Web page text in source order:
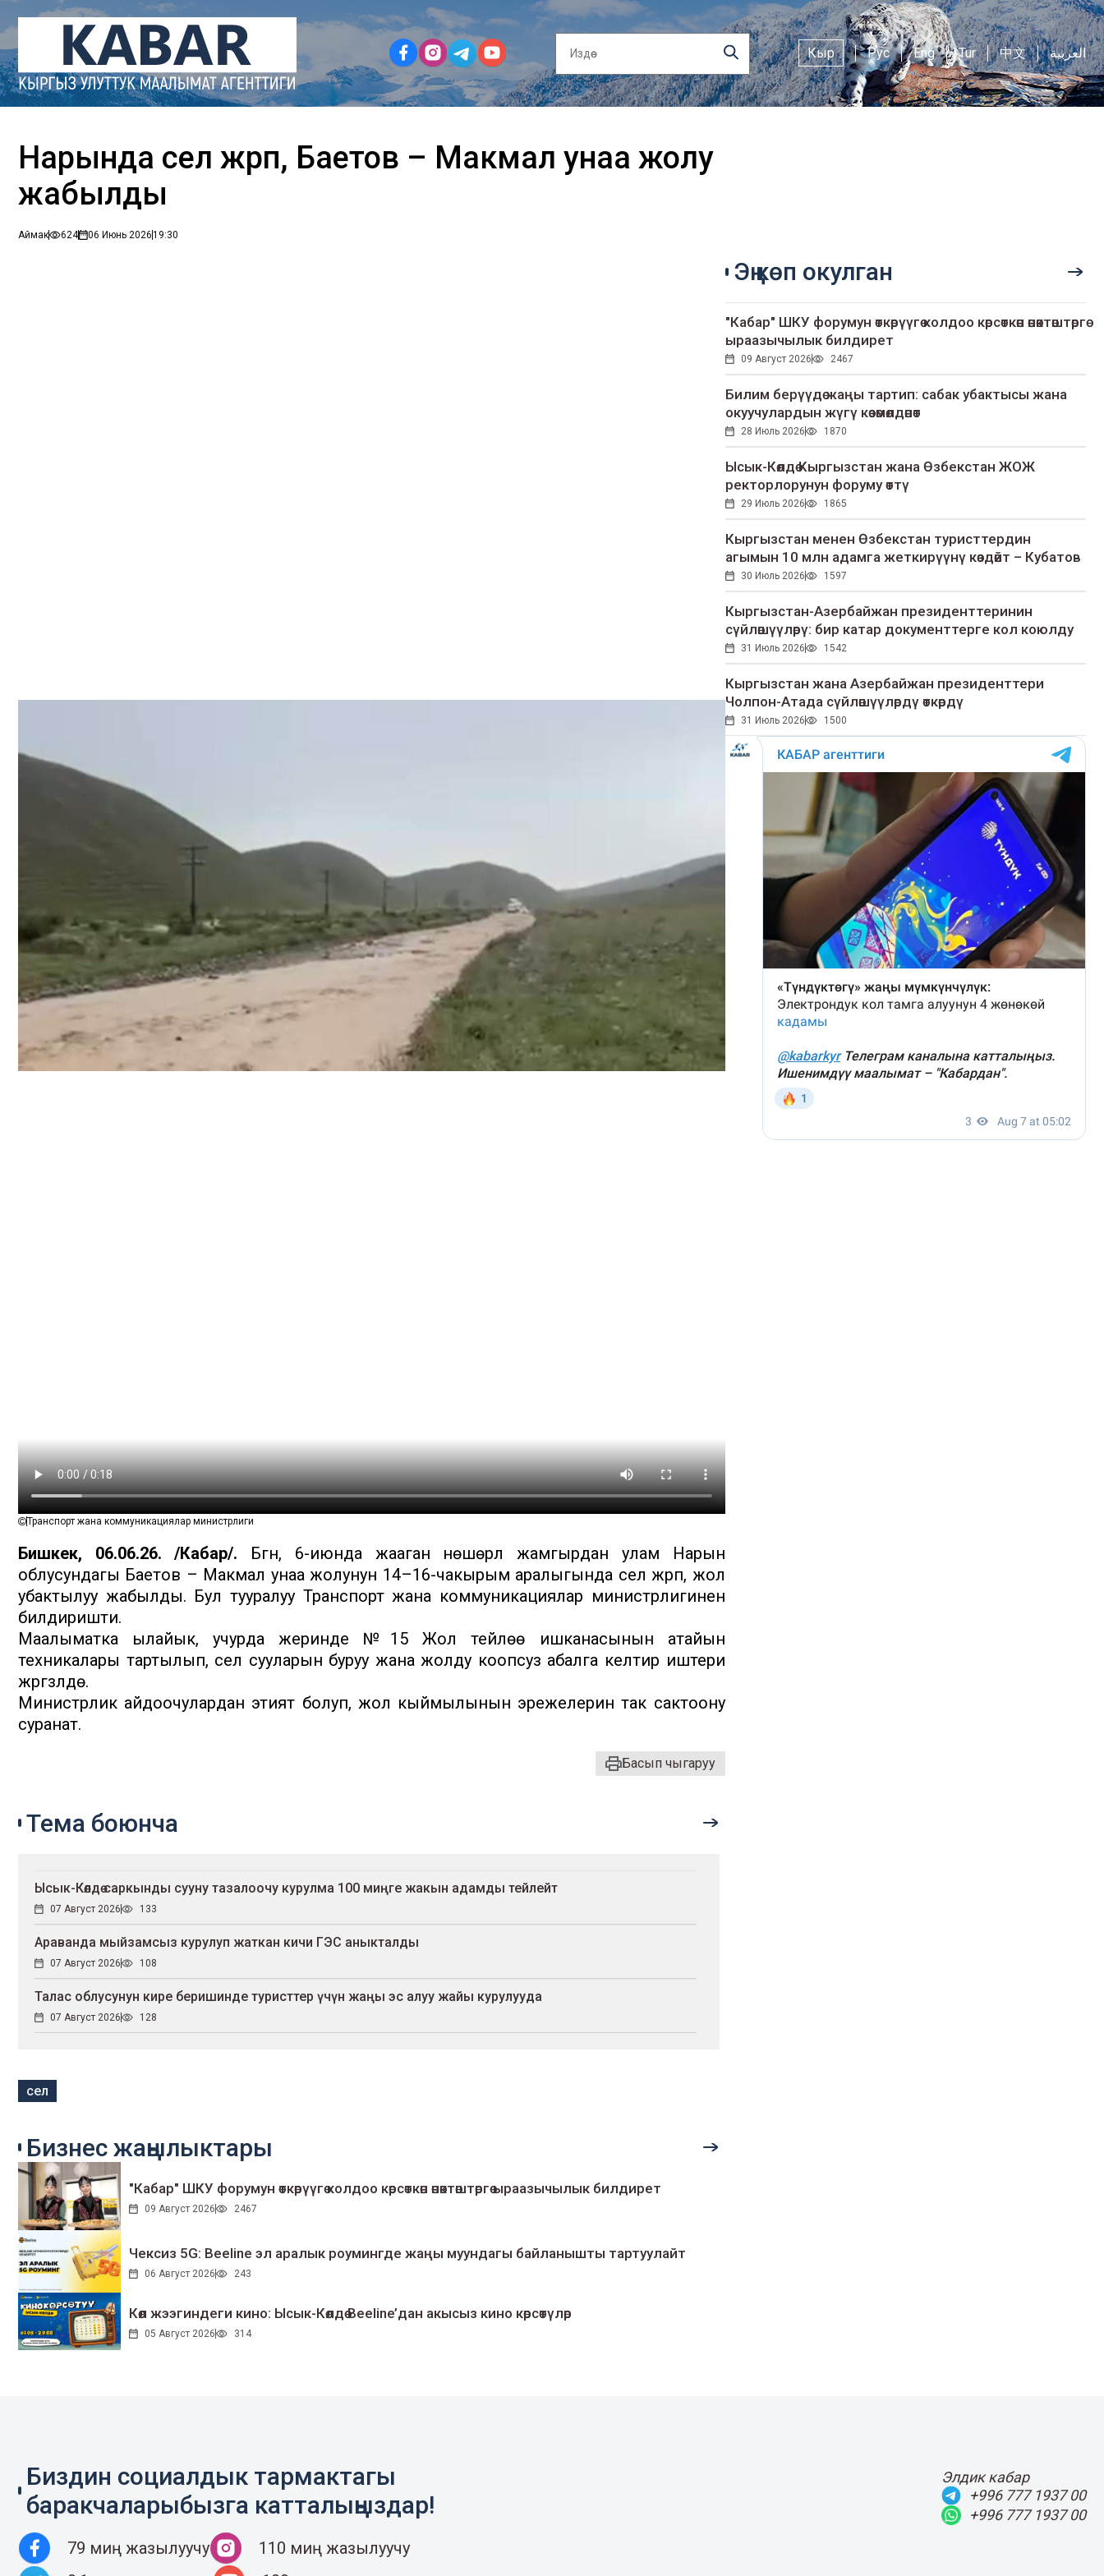
Кыр Рус Eng Tur 中文 العربية
Нарында сел жүрүп, Баетов – Макмал унаа жолу
жабылды
Аймак 624 06 Июнь 202619:30
Транспорт жана коммуникациялар министрлиги
Бишкек, 06.06.26. /Кабар/. Бүгүн, 6-июнда жааган нөшөрлүү жамгырдан улам Нарын
облусундагы Баетов – Макмал унаа жолунун 14–16-чакырым аралыгында сел жүрүп, жол
убактылуу жабылды. Бул тууралуу Транспорт жана коммуникациялар министрлигинен
билдиришти.
Маалыматка ылайык, учурда жеринде №15 Жол тейлөө ишканасынын атайын
техникалары тартылып, сел сууларын буруу жана жолду коопсуз абалга келтирүү иштери
жүргүзүлүүдө.
Министрлик айдоочулардан этият болуп, жол кыймылынын эрежелерин так сактоону
суранат.
Басып чыгаруу
Эң көп окулган
"Кабар" ШКУ форумун өткөрүүгө колдоо көрсөткөн өнөктөштөргө
ыраазычылык билдирет
09 Август 2026 2467
Билим берүүдө жаңы тартип: сабак убактысы жана
окуучулардын жүгү көзөмөлдөнөт
28 Июль 2026 1870
Ысык-Көлдө Кыргызстан жана Өзбекстан ЖОЖ
ректорлорунун форуму өттү
29 Июль 2026 1865
Кыргызстан менен Өзбекстан туристтердин
агымын 10 млн адамга жеткирүүнү көздөйт – Кубатов
30 Июль 2026 1597
Кыргызстан-Азербайжан президенттеринин
сүйлөшүүлөрү: бир катар документтерге кол коюлду
31 Июль 2026 1542
Кыргызстан жана Азербайжан президенттери
Чолпон-Атада сүйлөшүүлөрдү өткөрдү
31 Июль 2026 1500
Тема боюнча
Ысык-Көлдө саркынды сууну тазалоочу курулма 100 миңге жакын адамды тейлейт
07 Август 2026 133
Араванда мыйзамсыз курулуп жаткан кичи ГЭС аныкталды
07 Август 2026 108
Талас облусунун кире беришинде туристтер үчүн жаңы эс алуу жайы курулууда
07 Август 2026 128
сел
Бизнес жаңылыктары
"Кабар" ШКУ форумун өткөрүүгө колдоо көрсөткөн өнөктөштөргө ыраазычылык билдирет
09 Август 2026 2467
Чексиз 5G: Beeline эл аралык роумингде жаңы муундагы байланышты тартуулайт
06 Август 2026 243
Көл жээгиндеги кино: Ысык-Көлдө Beeline’дан акысыз кино көрсөтүлөр
05 Август 2026 314
Биздин социалдык тармактагы
баракчаларыбызга катталыңыздар!
79 миң жазылуучу
110 миң жазылуучу
Элдик кабар
+996 777 1937 00
+996 777 1937 00